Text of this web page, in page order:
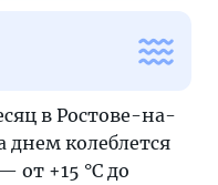
в Ростове-на-
днем колеблется
от +15 °C до